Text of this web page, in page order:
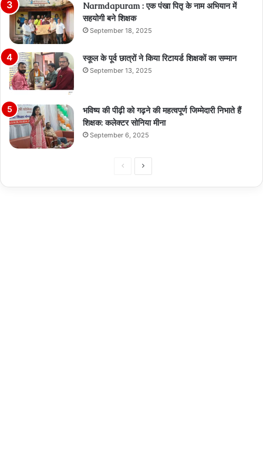
Narmdapuram : एक पंखा पितृ के नाम अभियान में
सहयोगी बने शिक्षक
September 18, 2025
स्कूल के पूर्व छात्रों ने किया रिटायर्ड शिक्षकों का सम्मान
September 13, 2025
भविष्य की पीढ़ी को गढ़ने की महत्वपूर्ण जिम्मेदारी निभाते हैं
शिक्षक: कलेक्टर सोनिया मीना
September 6, 2025
PreviousNext